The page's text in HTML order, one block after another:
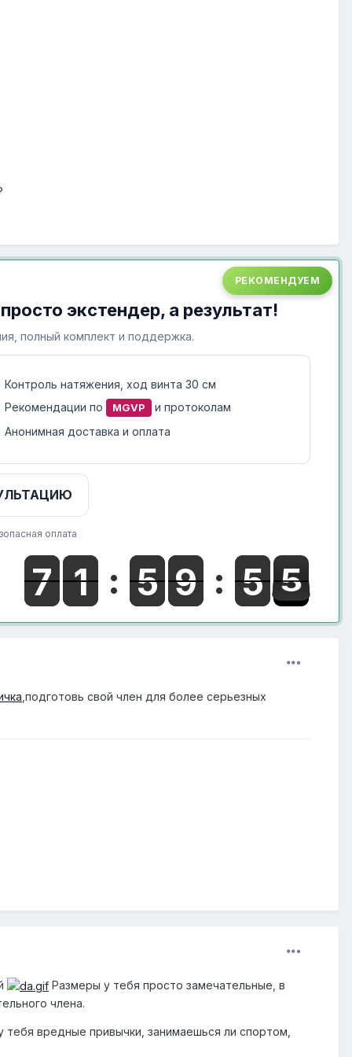
РЕКОМЕНДУЕМ
экстендер, а результат!
полный комплект и поддержка.
Контроль натяжения, ход винта 30 см
Рекомендации по MGVP
и протоколам
Анонимная доставка и оплата
оплата
,подготовь свой член для более серьезных
Размеры у тебя просто замечательные, в
члена.
вредные привычки, занимаешься ли спортом,